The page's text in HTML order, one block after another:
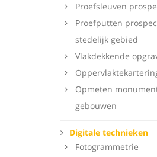
Proefsleuven
Proefputten
stedelijk gebied
Vlakdekkende
Opmeten
gebouwen
Digitale technieken
Fotogrammetrie